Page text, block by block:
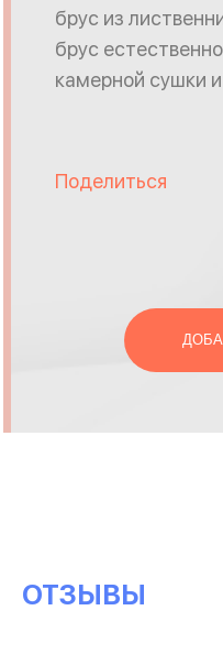
брус из
брус
камерной сушки
Поделиться
ОТЗЫВЫ